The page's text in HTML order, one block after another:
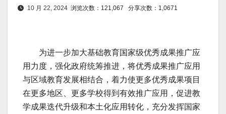
10 月 22, 2024 浏览次数：121,067 分享次数：1,0671
为进一步加大基础教育国家级优秀成果推广应
用力度，强化政府统筹推进，将优秀成果推广应用
与区域教育发展相结合，着力使更多优秀成果项目
在更多地区、更多学校得到有效推广应用，促进教
学成果迭代升级和本土化应用转化，充分发挥国家